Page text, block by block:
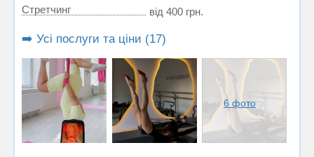
Стретчинг від 400 грн.
➡️ Усі послуги та ціни (17)
6 фото